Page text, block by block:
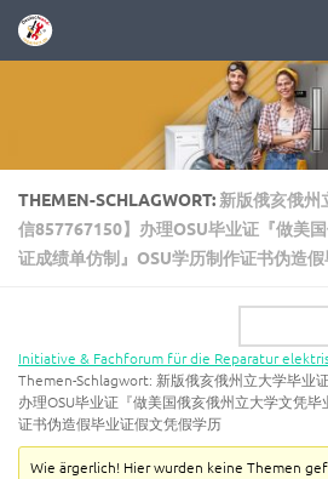
Zum Inhalt springen
THEMEN-SCHLAGWORT: 新版俄亥俄州
信857767150】办理OSU毕业证『做美
证成绩单仿制』OSU学历制作证书伪造
Initiative & Fachforum für die Reparatur
Themen-Schlagwort: 新版俄亥俄州立大学毕业
办理OSU毕业证『做美国俄亥俄州立大学文凭
证书伪造假毕业证假文凭假学历
Wie ärgerlich! Hier wurden keine Themen